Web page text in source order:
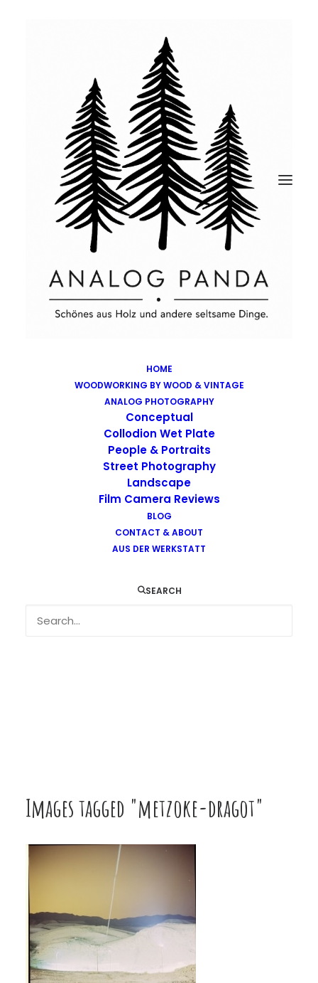
HOME
WOODWORKING BY WOOD & VINTAGE
ANALOG PHOTOGRAPHY
Conceptual
Collodion Wet Plate
People & Portraits
Street Photography
Landscape
Film Camera Reviews
BLOG
CONTACT & ABOUT
AUS DER WERKSTATT
SEARCH
Images tagged "metzoke-dragot"
Images tagged "metzoke-dragot"